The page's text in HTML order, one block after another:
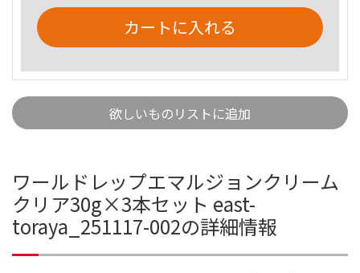
カートに入れる
欲しいものリストに追加
ワールドレップエマルジョンクリーム
クリア30g×3本セット east-
toraya_251117-002の詳細情報